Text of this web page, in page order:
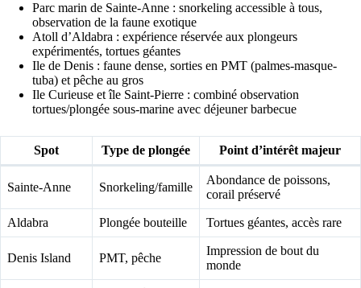
Parc marin de Sainte-Anne : snorkeling accessible à tous,
observation de la faune exotique
Atoll d’Aldabra : expérience réservée aux plongeurs
expérimentés, tortues géantes
Ile de Denis : faune dense, sorties en PMT (palmes-masque-
tuba) et pêche au gros
Ile Curieuse et île Saint-Pierre : combiné observation
tortues/plongée sous-marine avec déjeuner barbecue
Spot Type de plongée Point d’intérêt majeur
Sainte-Anne Snorkeling/famille
Abondance de poissons,
corail préservé
Aldabra Plongée bouteille Tortues géantes, accès rare
Denis Island PMT, pêche
Impression de bout du
monde